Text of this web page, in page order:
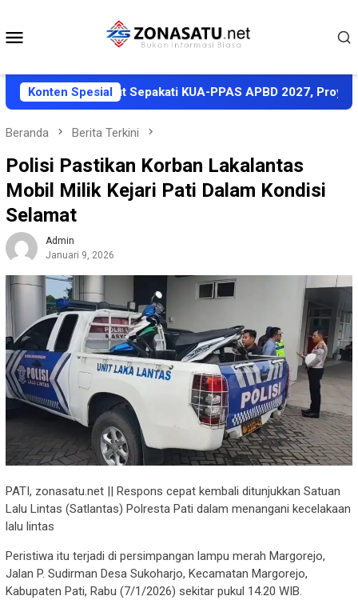
konten
Konten Spesial
Pemkab Halut Sepakati KUA-PPAS APBD 2027, Proyeksi
Beranda Berita Terkini
Polisi Pastikan Korban Lakalantas
Mobil Milik Kejari Pati Dalam Kondisi
Selamat
Admin
Januari 9, 2026
PATI, zonasatu.net || Respons cepat kembali ditunjukkan Satuan
Lalu Lintas (Satlantas) Polresta Pati dalam menangani kecelakaan
lalu lintas
Peristiwa itu terjadi di persimpangan lampu merah Margorejo,
Jalan P. Sudirman Desa Sukoharjo, Kecamatan Margorejo,
Kabupaten Pati, Rabu (7/1/2026) sekitar pukul 14.20 WIB.